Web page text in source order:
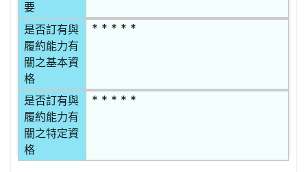
要
是否訂有與
履約能力有
關之基本資
格
* * * * *
是否訂有與
履約能力有
關之特定資
格
* * * * *